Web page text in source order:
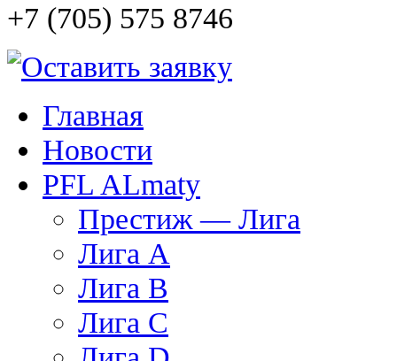
+7 (705) 575 8746
Главная
Новости
PFL ALmaty
Престиж — Лига
Лига А
Лига В
Лига С